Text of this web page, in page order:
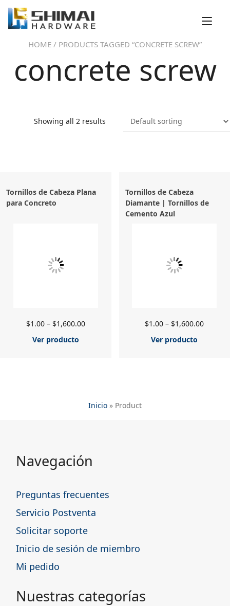
contenido
HOME / PRODUCTS TAGGED “CONCRETE SCREW”
concrete screw
Showing all 2 results
Tornillos de Cabeza Plana
para Concreto
$1.00– $1,600.00
Ver producto
Tornillos de Cabeza
Diamante | Tornillos de
Cemento Azul
$1.00 – $1,600.00
Ver producto
Inicio » Product
Navegación
Preguntas frecuentes
Servicio Postventa
Solicitar soporte
Inicio de sesión de miembro
Mi pedido
Nuestras categorías